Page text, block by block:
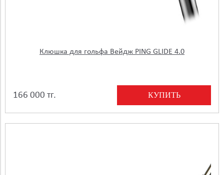
Клюшка для гольфа Вейдж PING GLIDE 4.0
166 000 тг. КУПИТЬ